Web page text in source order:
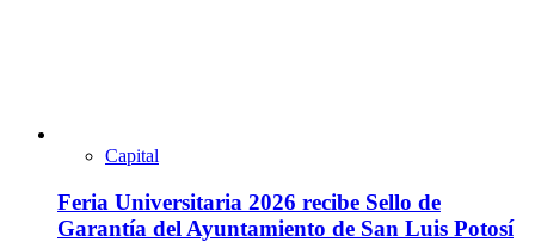
Capital
Feria Universitaria 2026 recibe Sello de
Garantía del Ayuntamiento de San Luis Potosí